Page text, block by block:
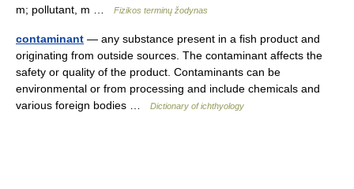
m; pollutant, m …
Fizikos terminų žodynas
contaminant — any substance present in a fish product and
originating from outside sources. The contaminant affects the
safety or quality of the product. Contaminants can be
environmental or from processing and include chemicals and
various foreign bodies …
Dictionary of ichthyology